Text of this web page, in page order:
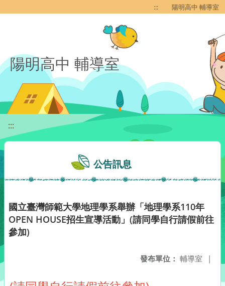
::: 陽明高中 輔導室
陽明高中 輔導室
:::
公告訊息
國立臺灣師範大學地理學系舉辦「地理學系110年
OPEN HOUSE招生宣導活動」(請同學自行請假前往
參加)
發布單位： 輔導室 |